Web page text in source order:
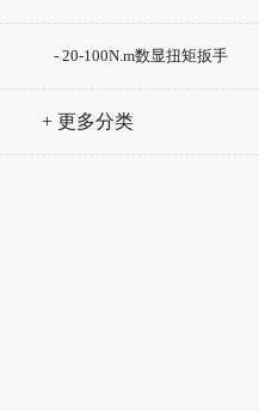
- 20-100N.m数显扭矩扳手
+ 更多分类